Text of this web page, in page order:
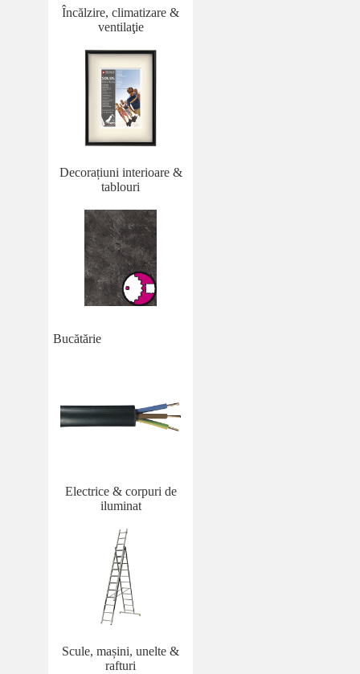
Încălzire, climatizare &
ventilaţie
Decorațiuni interioare &
tablouri
Bucătărie
Electrice & corpuri de
iluminat
Scule, mașini, unelte &
rafturi